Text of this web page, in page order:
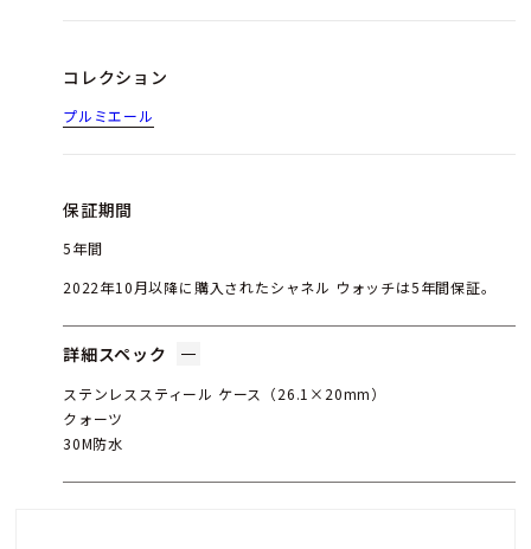
コレクション
プルミエール
保証期間
5年間
2022年10月以降に購入されたシャネル ウォッチは5年間保証。
詳細スペック
ステンレススティール ケース（26.1×20mm）
クォーツ
30M防水